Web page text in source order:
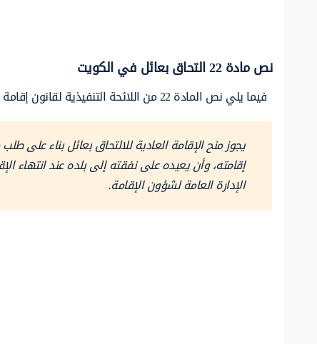
نص مادة 22 التحاق بعائل في الكويت
فيما يلي نص المادة 22 من اللائحة التنفيذية لقانون إقامة الأجانب الصادرة بالقرار الوزاري رقم 957 لسنة 2019:
يجوز منح الإقامة العادية للالتحاق بعائل بناء
إقامته، وأن يعيده على نفقته إلى بلده عند انتهاء
الإدارة العامة لشؤون الإقامة.